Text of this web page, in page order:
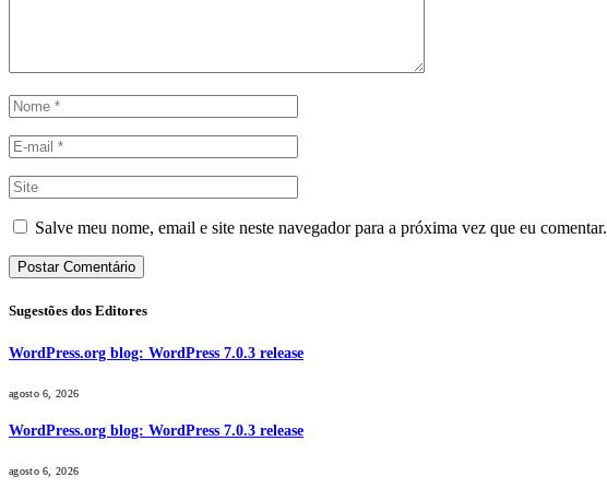
Salve meu nome, email e site neste navegador para a próxima vez que eu comentar.
Sugestões dos Editores
WordPress.org blog: WordPress 7.0.3 release
agosto 6, 2026
WordPress.org blog: WordPress 7.0.3 release
agosto 6, 2026